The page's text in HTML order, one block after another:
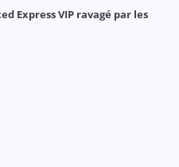
Express VIP ravagé par les